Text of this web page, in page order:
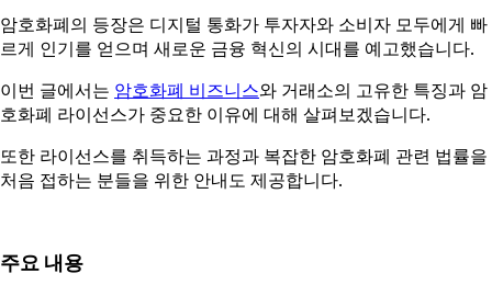
암호화폐의 등장은 디지털 통화가 투자자와 소비자 모두에게 빠
르게 인기를 얻으며 새로운 금융 혁신의 시대를 예고했습니다.
이번 글에서는 암호화폐 비즈니스와 거래소의 고유한 특징과 암
호화폐 라이선스가 중요한 이유에 대해 살펴보겠습니다.
또한 라이선스를 취득하는 과정과 복잡한 암호화폐 관련 법률을
처음 접하는 분들을 위한 안내도 제공합니다.
주요 내용